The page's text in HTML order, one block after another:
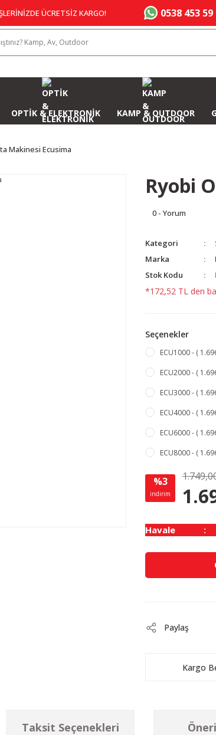
ÜCRETSİZ KARGO! 0538 453 59
OPTİK & ELEKTRONİK KAMP & OUTDOOR
Makinesi Ecusima
Ryobi
0 - Yorum
Kategori
Marka
Stok Kodu
*172,52 TL den
Seçenekler
ECU1000 - (
ECU2000 - (
ECU3000 - (
ECU4000 - (
ECU6000 - (
ECU8000 - (
%3
indirim
Havale
Paylaş
Kargo
Taksit Seçenekleri